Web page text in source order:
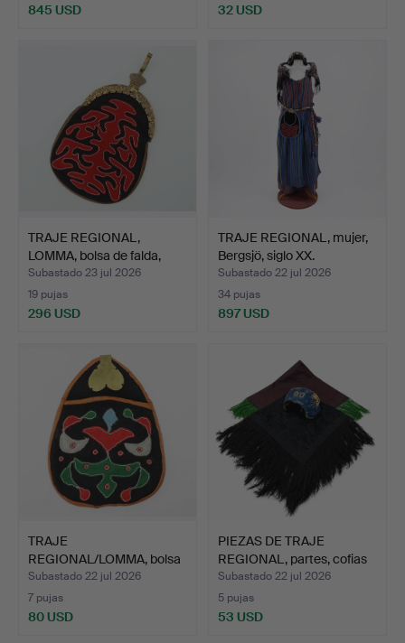
845 USD 32 USD
TRAJE REGIONAL,
LOMMA, bolsa de falda,
Lju…
Subastado 23 jul 2026
19 pujas
296 USD
TRAJE REGIONAL, mujer,
Bergsjö, siglo XX.
Subastado 22 jul 2026
34 pujas
897 USD
TRAJE
REGIONAL/LOMMA, bolsa
de falda, sigl…
Subastado 22 jul 2026
7 pujas
80 USD
PIEZAS DE TRAJE
REGIONAL, partes, cofias
y…
Subastado 22 jul 2026
5 pujas
53 USD